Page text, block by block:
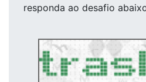
responda ao desafio